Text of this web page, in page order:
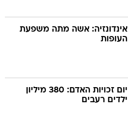
אינדונזיה: אשה מתה משפעת
העופות
יום זכויות האדם: 380 מיליון
ילדים רעבים